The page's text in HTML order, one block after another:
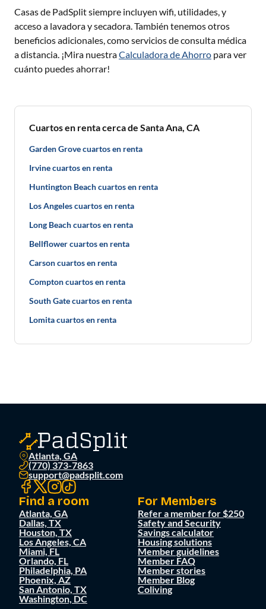
Casas de PadSplit siempre incluyen wifi, utilidades, y
acceso a lavadora y secadora. También tenemos otros
beneficios adicionales, como servicios de consulta médica
a distancia. ¡Mira nuestraCalculadora de Ahorro para ver
cuánto puedes ahorrar!
Cuartos en renta cerca de Santa Ana, CA
Garden Grove cuartos en renta
Irvine cuartos en renta
Huntington Beach cuartos en renta
Los Angeles cuartos en renta
Long Beach cuartos en renta
Bellflower cuartos en renta
Carson cuartos en renta
Compton cuartos en renta
South Gate cuartos en renta
Lomita cuartos en renta
Atlanta, GA
(770) 373-7863
support@padsplit.com
Find a room
Atlanta, GA
Dallas, TX
Houston, TX
Los Angeles, CA
Miami, FL
Orlando, FL
Philadelphia, PA
Phoenix, AZ
San Antonio, TX
Washington, DC
For Members
Refer a member for $250
Safety and Security
Savings calculator
Housing solutions
Member guidelines
Member FAQ
Member stories
Member Blog
Coliving